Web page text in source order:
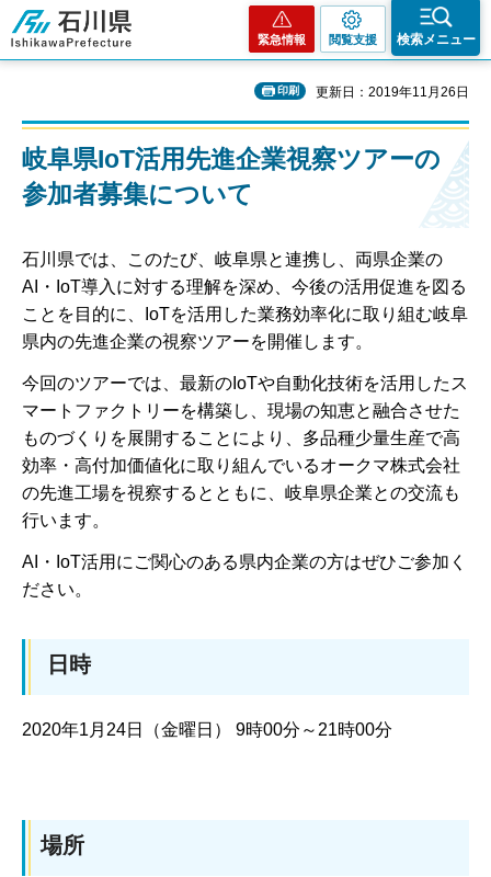
石川県
緊急情報 閲覧支援 検索メニュー
印刷 更新日：2019年11月26日
岐阜県IoT活用先進企業視察ツアーの
参加者募集について
石川県では、このたび、岐阜県と連携し、両県企業の
AI・IoT導入に対する理解を深め、今後の活用促進を図る
ことを目的に、IoTを活用した業務効率化に取り組む岐阜
県内の先進企業の視察ツアーを開催します。
今回のツアーでは、最新のIoTや自動化技術を活用したス
マートファクトリーを構築し、現場の知恵と融合させた
ものづくりを展開することにより、多品種少量生産で高
効率・高付加価値化に取り組んでいるオークマ株式会社
の先進工場を視察するとともに、岐阜県企業との交流も
行います。
AI・IoT活用にご関心のある県内企業の方はぜひご参加く
ださい。
日時
2020年1月24日（金曜日） 9時00分～21時00分
場所